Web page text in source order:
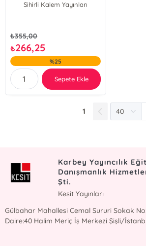
Sihirli Kalem Yayınları
₺355,00
₺266,25
%25
Sepete Ekle
1
Karbey Yayıncılık
Danışmanlık
Şti.
Kesit Yayınları
Gülbahar Mahallesi Cemal Sururi Sokak
Daire:40 Halim Meriç İş Merkezi Şişli/